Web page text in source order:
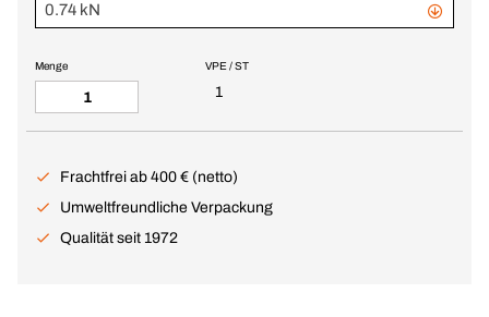
0.74 kN
VPE / ST
1
Menge
Frachtfrei ab 400 € (netto)
Umweltfreundliche Verpackung
Qualität seit 1972